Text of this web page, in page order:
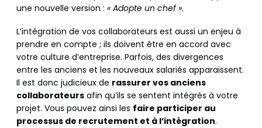
une nouvelle version : « Adopte un chef ».
L’intégration de vos collaborateurs est aussi un enjeu à
prendre en compte ; ils doivent être en accord avec
votre culture d’entreprise. Parfois, des divergences
entre les anciens et les nouveaux salariés apparaissent.
Il est donc judicieux de rassurer vos anciens
collaborateurs afin qu’ils se sentent intégrés à votre
projet. Vous pouvez ainsi les faire participer au
processus de recrutement et à l’intégration.